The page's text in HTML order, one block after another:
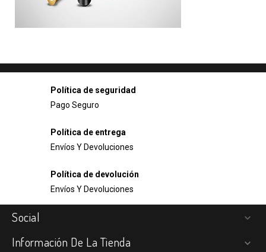
Política de seguridad
Pago Seguro
Política de entrega
Envíos Y Devoluciones
Política de devolución
Envíos Y Devoluciones
Social 
Información De La Tienda 